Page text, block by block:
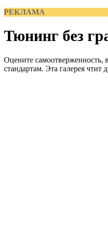
РЕКЛАМА
Тюнинг без
Оцените самоотверженность,
стандартам. Эта галерея